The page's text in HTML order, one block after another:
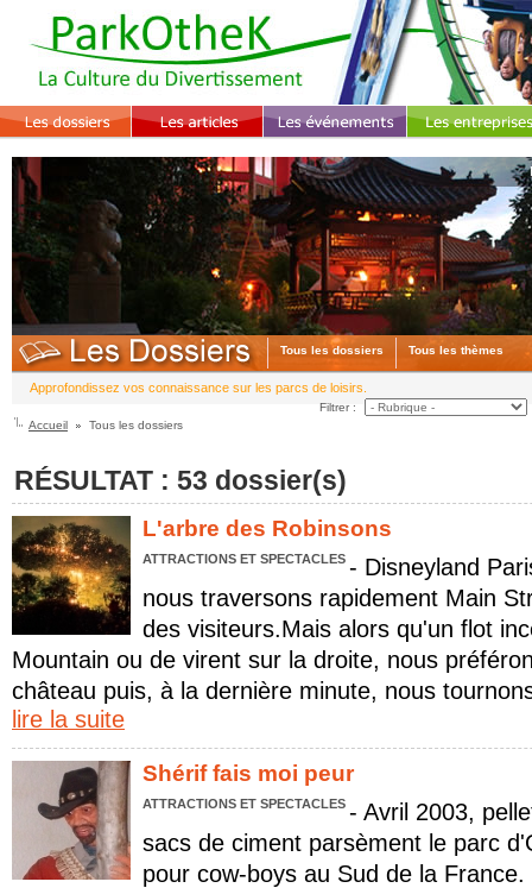
Tous les dossiers Tous les thèmes
Approfondissez vos connaissance sur les parcs de loisirs.
Accueil Tous les dossiers
Filtrer :
RÉSULTAT : 53 dossier(s)
L'arbre des Robinsons
ATTRACTIONS ET SPECTACLES - Disneyland
nous traversons rapidement Main
des visiteurs.Mais alors qu'un flot
Mountain ou de virent sur la droite, nous
château puis, à la dernière minute, nous
lire la suite
Shérif fais moi peur
ATTRACTIONS ET SPECTACLES - Avril 2003,
sacs de ciment parsèment le parc
pour cow-boys au Sud de la